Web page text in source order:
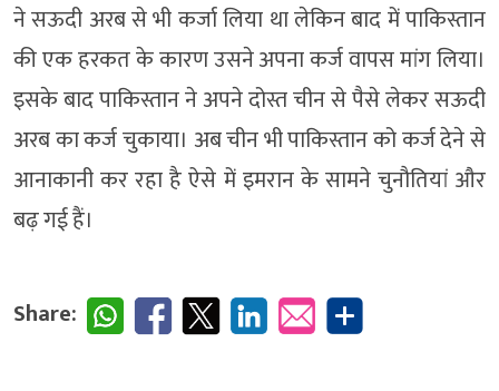
ने सऊदी अरब से भी कर्जा लिया था लेकिन बाद में पाकिस्तान
की एक हरकत के कारण उसने अपना कर्ज वापस मांग लिया।
इसके बाद पाकिस्तान ने अपने दोस्त चीन से पैसे लेकर सऊदी
अरब का कर्ज चुकाया। अब चीन भी पाकिस्तान को कर्ज देने से
आनाकानी कर रहा है ऐसे में इमरान के सामने चुनौतियां और
बढ़ गई हैं।
Share: